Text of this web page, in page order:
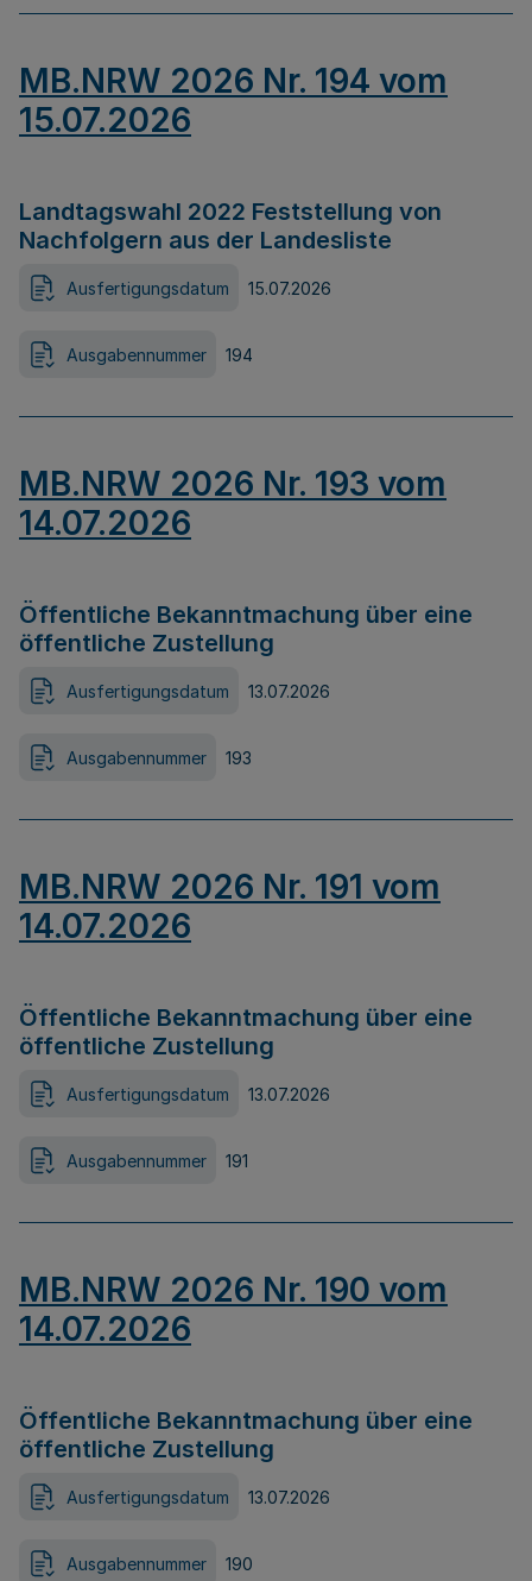
MB.NRW 2026 Nr. 194 vom
15.07.2026
Landtagswahl 2022 Feststellung von
Nachfolgern aus der Landesliste
Ausfertigungsdatum 15.07.2026
Ausgabennummer 194
MB.NRW 2026 Nr. 193 vom
14.07.2026
Öffentliche Bekanntmachung über eine
öffentliche Zustellung
Ausfertigungsdatum 13.07.2026
Ausgabennummer 193
MB.NRW 2026 Nr. 191 vom
14.07.2026
Öffentliche Bekanntmachung über eine
öffentliche Zustellung
Ausfertigungsdatum 13.07.2026
Ausgabennummer 191
MB.NRW 2026 Nr. 190 vom
14.07.2026
Öffentliche Bekanntmachung über eine
öffentliche Zustellung
Ausfertigungsdatum 13.07.2026
Ausgabennummer 190